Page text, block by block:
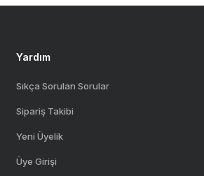
Yardım
Sıkça Sorulan Sorular
Sipariş Takibi
Yeni Üyelik
Üye Girişi